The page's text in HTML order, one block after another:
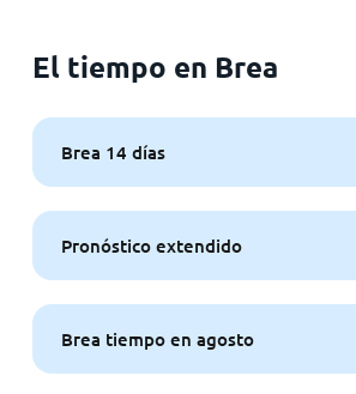
El tiempo en Brea
Brea 14 días
Pronóstico extendido
Brea tiempo en agosto